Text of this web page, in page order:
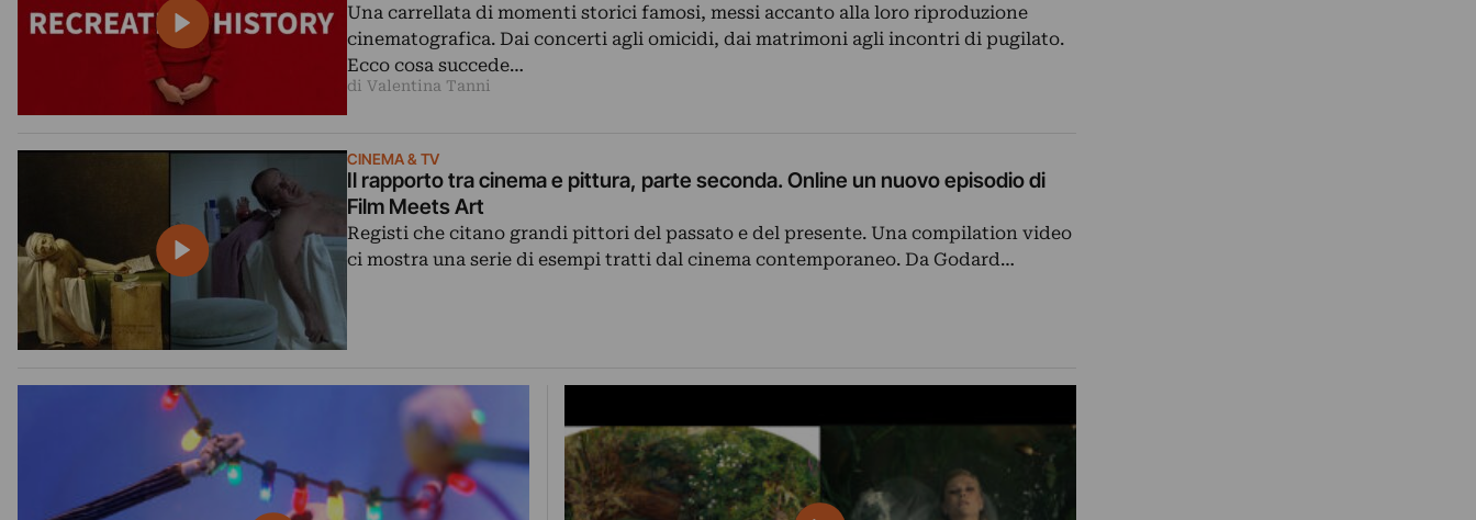
Una carrellata di momenti storici famosi, messi accanto alla loro riproduzione
cinematografica. Dai concerti agli omicidi, dai matrimoni agli incontri di pugilato.
Ecco cosa succede…
di Valentina Tanni
CINEMA & TV
Il rapporto tra cinema e pittura, parte seconda. Online un nuovo episodio di
Film Meets Art
Registi che citano grandi pittori del passato e del presente. Una compilation video
ci mostra una serie di esempi tratti dal cinema contemporaneo. Da Godard…